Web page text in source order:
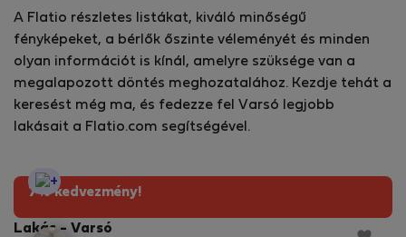
A Flatio részletes listákat, kiváló minőségű
fényképeket, a bérlők őszinte véleményét és minden
olyan információt is kínál, amelyre szüksége van a
megalapozott döntés meghozatalához. Kezdje tehát a
keresést még ma, és fedezze fel Varsó legjobb
lakásait a Flatio.com segítségével.
7% kedvezmény!
StayProtection
Lakás - Varsó